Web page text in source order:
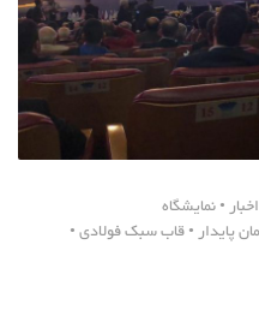
اخبار • نمایشگاه
پایدار • قاب سبک فولادی •